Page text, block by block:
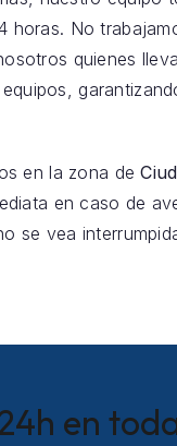
horas. No
quienes
en la zona de
en caso de
se vea
en